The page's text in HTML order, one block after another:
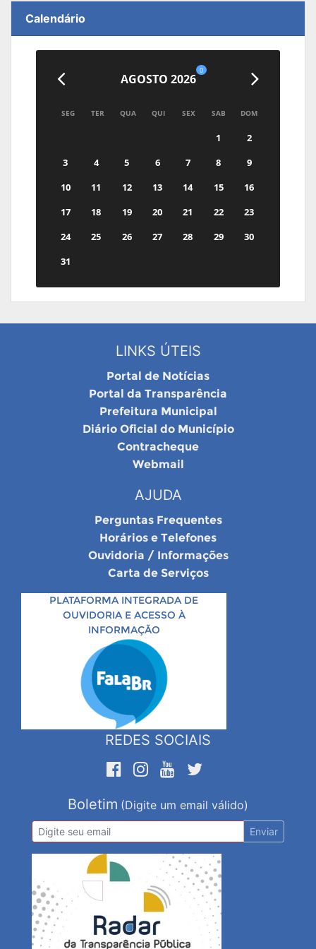
Calendário
AGOSTO 2026
0
SEG TER QUA QUI SEX SAB DOM
1
2
3
4 5 6 7 8
9
10
11 12 13 14 15
16
17
18 19 20 21 22
23
24
25 26 27 28 29
30
31
LINKS ÚTEIS
Portal de Notícias
Portal da Transparência
Prefeitura Municipal
Diário Oficial do Município
Contracheque
Webmail
AJUDA
Perguntas Frequentes
Horários e Telefones
Ouvidoria / Informações
Carta de Serviços
PLATAFORMA INTEGRADA DE
OUVIDORIA E ACESSO À
INFORMAÇÃO
REDES SOCIAIS
Boletim (Digite um email válido)
Enviar